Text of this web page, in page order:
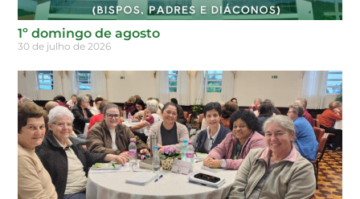
1º domingo de agosto
30 de julho de 2026